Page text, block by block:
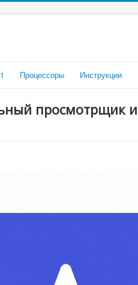
Процессоры Инструкции
просмотрщик